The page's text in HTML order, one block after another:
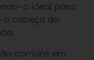
o ideal para
à cabeça do
comuns em